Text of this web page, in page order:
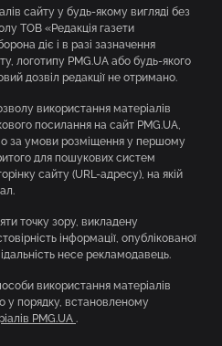
сайту у будь-якому вигляді без
ТОВ «Редакція газети
діє і в разі зазначення
логотипу PMG.UA або будь-якого
дозвіл редакції не отримано.
використання матеріалів
посилання на сайт PMG.UA,
за умови розміщення у першому
для пошукових систем
сайту (URL-адресу), на якій
точку зору, викладену
інформації, опублікованої
несе рекламодавець.
використання матеріалів
у порядку, встановленому
PMG.UA .